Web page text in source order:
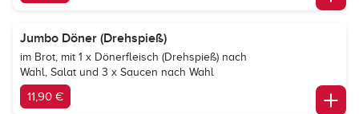
Jumbo Döner (Drehspieß)
im Brot, mit 1 x Dönerfleisch (Drehspieß) nach
Wahl, Salat und 3 x Saucen nach Wahl
11,90 €